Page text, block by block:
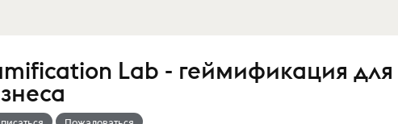
Lab - геймификация для